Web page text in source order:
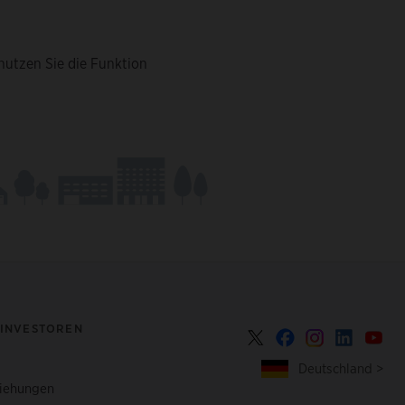
Sie die Funktion
Deutschland >